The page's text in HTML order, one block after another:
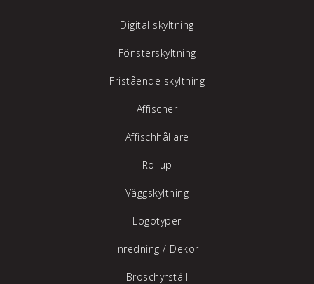
Digital skyltning
Fönsterskyltning
Fristående skyltning
Affischer
Affischhållare
Rollup
Väggskyltning
Logotyper
Inredning / Dekor
Broschyrställ